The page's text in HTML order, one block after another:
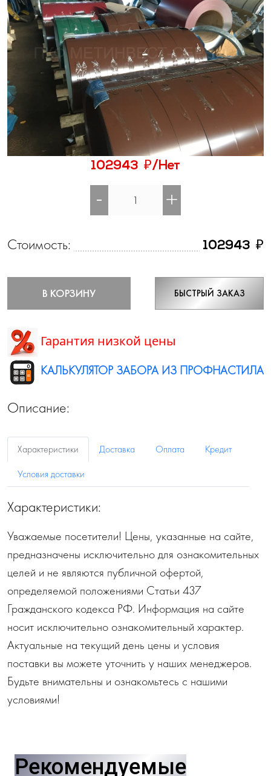
102943 ₽/Нет
- +
Стоимость: 102943 ₽
В КОРЗИНУ БЫСТРЫЙ ЗАКАЗ
Гарантия низкой цены
КАЛЬКУЛЯТОР ЗАБОРА ИЗ ПРОФНАСТИЛА
Описание:
Характеристики Доставка Оплата
Кредит
Условия доставки
Характеристики:
Уважаемые посетители! Цены, указанные на сайте,
предназначены исключительно для ознакомительных
целей и не являются публичной офертой,
определяемой положениями Статьи 437
Гражданского кодекса РФ. Информация на сайте
носит исключительно ознакомительный характер.
Актуальные на текущий день цены и условия
поставки вы можете уточнить у наших менеджеров.
Будьте внимательны и ознакомьтесь с нашими
условиями!
Рекомендуемые